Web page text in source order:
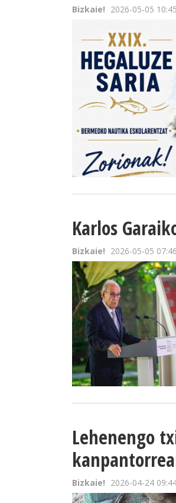
Bizkaie! 2026-05-05 10:45
Karlos
Bizkaie! 2026-05-05 07:46
Lehenengo
Bizkaie! 2026-04-24